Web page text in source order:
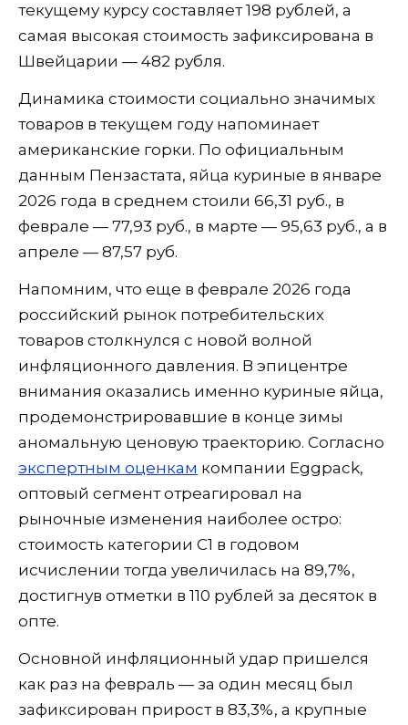
текущему курсу составляет 198 рублей, а
самая высокая стоимость зафиксирована в
Швейцарии — 482 рубля.
Динамика стоимости социально значимых
товаров в текущем году напоминает
американские горки. По официальным
данным Пензастата, яйца куриные в январе
2026 года в среднем стоили 66,31 руб., в
феврале — 77,93 руб., в марте — 95,63 руб., а в
апреле — 87,57 руб.
Напомним, что еще в феврале 2026 года
российский рынок потребительских
товаров столкнулся с новой волной
инфляционного давления. В эпицентре
внимания оказались именно куриные яйца,
продемонстрировавшие в конце зимы
аномальную ценовую траекторию. Согласно
экспертным оценкам компании Eggpack,
оптовый сегмент отреагировал на
рыночные изменения наиболее остро:
стоимость категории С1 в годовом
исчислении тогда увеличилась на 89,7%,
достигнув отметки в 110 рублей за десяток в
опте.
Основной инфляционный удар пришелся
как раз на февраль — за один месяц был
зафиксирован прирост в 83,3%, а крупные